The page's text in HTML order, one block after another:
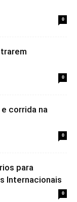
0
0
corrida na
0
para
Internacionais
0